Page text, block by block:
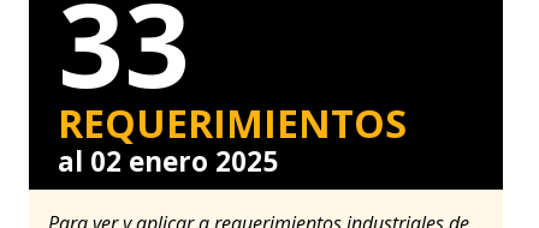
33
REQUERIMIENTOS
al 02 enero 2025